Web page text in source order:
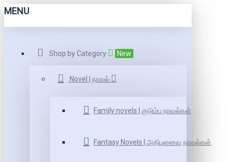
MENU
Shop by Category New
Novel | நாவல்
Family novels | குடும்ப நாவல்கள்
Fantasy Novels | அதிபுனைவு நாவல்கள்